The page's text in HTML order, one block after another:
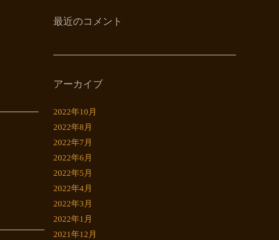
最近のコメント
アーカイブ
2022年10月
2022年8月
2022年7月
2022年6月
2022年5月
2022年4月
2022年3月
2022年1月
2021年12月